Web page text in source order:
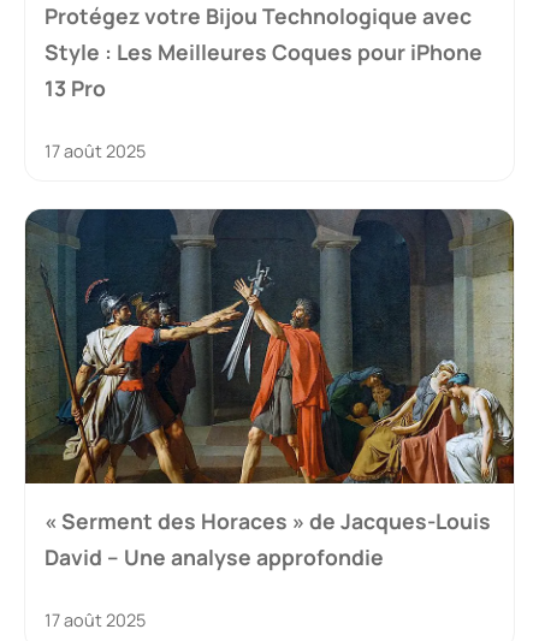
Protégez votre Bijou Technologique avec
Style : Les Meilleures Coques pour iPhone
13 Pro
17 août 2025
« Serment des Horaces » de Jacques-Louis
David – Une analyse approfondie
17 août 2025